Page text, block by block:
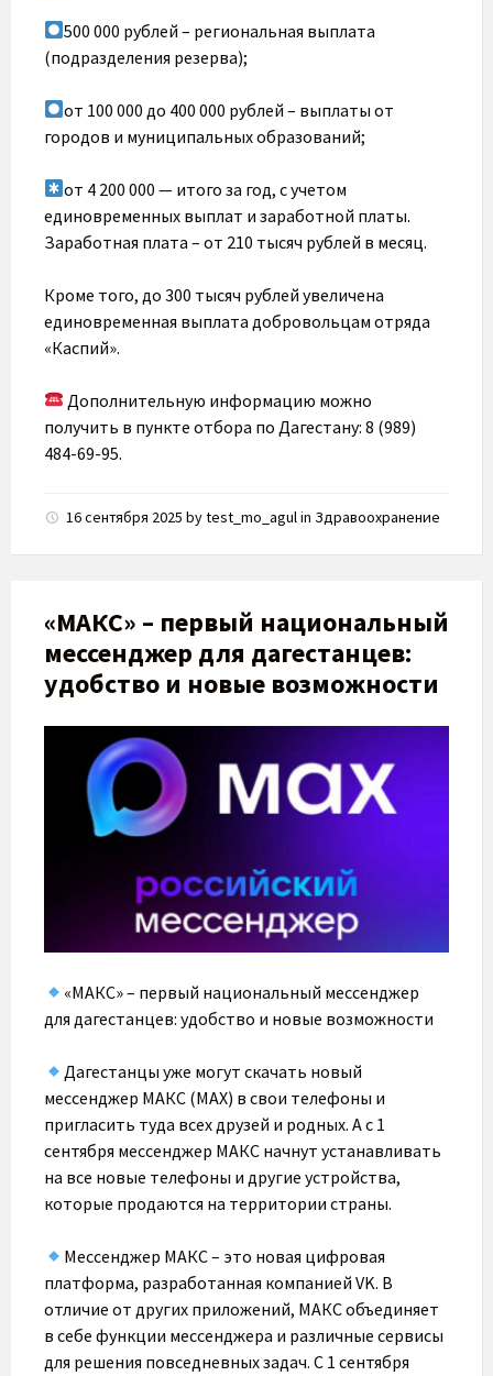
500 000 рублей – региональная выплата
(подразделения резерва);
от 100 000 до 400 000 рублей – выплаты от
городов и муниципальных образований;
от 4 200 000 — итого за год, с учетом
единовременных выплат и заработной платы.
Заработная плата – от 210 тысяч рублей в месяц.
Кроме того, до 300 тысяч рублей увеличена
единовременная выплата добровольцам отряда
«Каспий».
Дополнительную информацию можно
получить в пункте отбора по Дагестану: 8 (989)
484-69-95.
16 сентября 2025 bytest_mo_agulin Здравоохранение
«МАКС» – первый национальный
мессенджер для дагестанцев:
удобство и новые возможности
«МАКС» – первый национальный мессенджер
для дагестанцев: удобство и новые возможности
Дагестанцы уже могут скачать новый
мессенджер МАКС (МАХ) в свои телефоны и
пригласить туда всех друзей и родных. А с 1
сентября мессенджер МАКС начнут устанавливать
на все новые телефоны и другие устройства,
которые продаются на территории страны.
Мессенджер МАКС – это новая цифровая
платформа, разработанная компанией VK. В
отличие от других приложений, МАКС объединяет
в себе функции мессенджера и различные сервисы
для решения повседневных задач. С 1 сентября